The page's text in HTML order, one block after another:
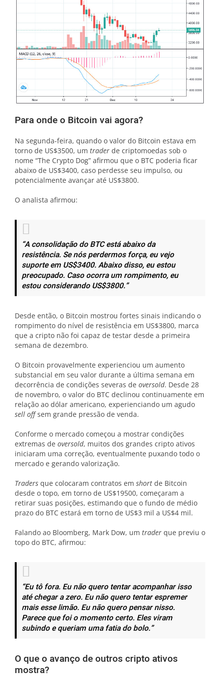
Para onde o Bitcoin vai agora?
Na segunda-feira, quando o valor do Bitcoin estava em
torno de US$3500, um trader de criptomoedas sob o
nome “The Crypto Dog” afirmou que o BTC poderia ficar
abaixo de US$3400, caso perdesse seu impulso, ou
potencialmente avançar até US$3800.
O analista afirmou:
“A consolidação do BTC está abaixo da
resistência. Se nós perdermos força, eu vejo
suporte em US$3400. Abaixo disso, eu estou
preocupado. Caso ocorra um rompimento, eu
estou considerando US$3800.”
Desde então, o Bitcoin mostrou fortes sinais indicando o
rompimento do nível de resistência em US$3800, marca
que a cripto não foi capaz de testar desde a primeira
semana de dezembro.
O Bitcoin provavelmente experienciou um aumento
substancial em seu valor durante a última semana em
decorrência de condições severas de oversold. Desde 28
de novembro, o valor do BTC declinou continuamente em
relação ao dólar americano, experienciando um agudo
sell offsem grande pressão de venda.
Conforme o mercado começou a mostrar condições
extremas de oversold, muitos dos grandes cripto ativos
iniciaram uma correção, eventualmente puxando todo o
mercado e gerando valorização.
Traders que colocaram contratos em short de Bitcoin
desde o topo, em torno de US$19500, começaram a
retirar suas posições, estimando que o fundo de médio
prazo do BTC estará em torno de US$3 mil a US$4 mil.
Falando ao Bloomberg, Mark Dow, um trader que previu o
topo do BTC, afirmou:
“Eu tô fora. Eu não quero tentar acompanhar isso
até chegar a zero. Eu não quero tentar espremer
mais esse limão. Eu não quero pensar nisso.
Parece que foi o momento certo. Eles viram
subindo e queriam uma fatia do bolo.”
O que o avanço de outros cripto ativos
mostra?